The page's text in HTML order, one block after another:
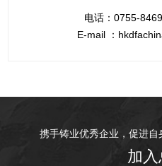
电话：0755-
E-mail ：
携手铸业优秀企业，促进
加